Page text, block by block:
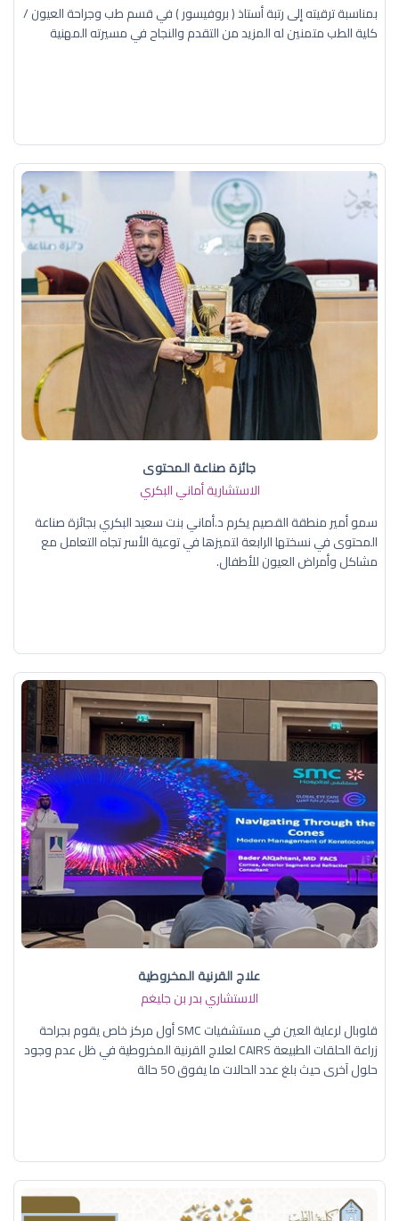
بمناسبة ترقيته إلى رتبة أستاذ ( بروفيسور ) في قسم طب وجراحة العيون /
كلية الطب متمنين له المزيد من التقدم والنجاح في مسيرته المهنية
جائزة صناعة المحتوى
الاستشارية أماني البكري
سمو أمير منطقة القصيم يكرم د.أماني بنت سعيد البكري بجائزة صناعة
المحتوى في نسختها الرابعة لتميزها في توعية الأسر تجاه التعامل مع
مشاكل وأمراض العيون للأطفال.
علاج القرنية المخروطية
الاستشاري بدر بن جليغم
قلوبال لرعاية العين في مستشفيات SMC أول مركز خاص يقوم بجراحة
زراعة الحلقات الطبيعة CAIRS لعلاج القرنية المخروطية في ظل عدم وجود
حلول آخرى حيث بلغ عدد الحالات ما يفوق 50 حالة